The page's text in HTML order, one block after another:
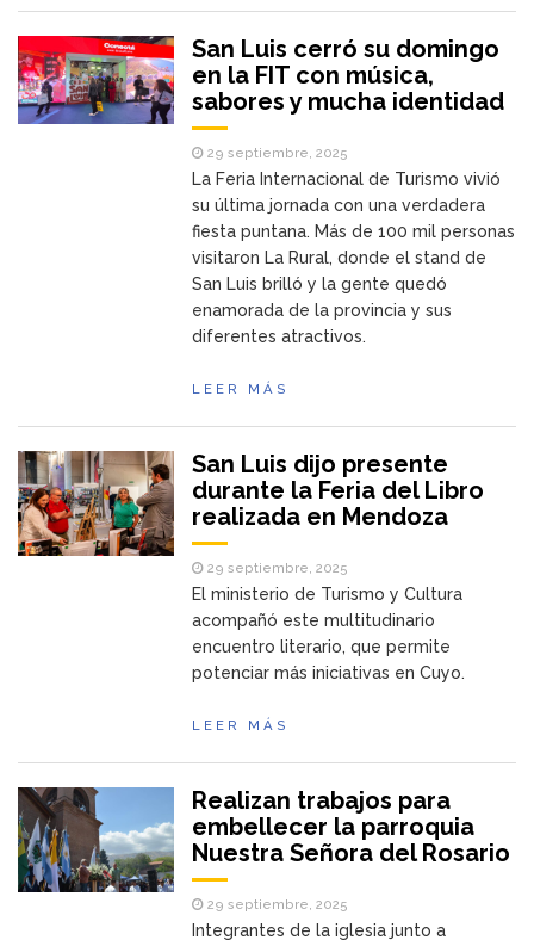
San Luis cerró su domingo
en la FIT con música,
sabores y mucha identidad
29 septiembre, 2025
La Feria Internacional de Turismo vivió
su última jornada con una verdadera
fiesta puntana. Más de 100 mil personas
visitaron La Rural, donde el stand de
San Luis brilló y la gente quedó
enamorada de la provincia y sus
diferentes atractivos.
LEER MÁS
San Luis dijo presente
durante la Feria del Libro
realizada en Mendoza
29 septiembre, 2025
El ministerio de Turismo y Cultura
acompañó este multitudinario
encuentro literario, que permite
potenciar más iniciativas en Cuyo.
LEER MÁS
Realizan trabajos para
embellecer la parroquia
Nuestra Señora del Rosario
29 septiembre, 2025
Integrantes de la iglesia junto a